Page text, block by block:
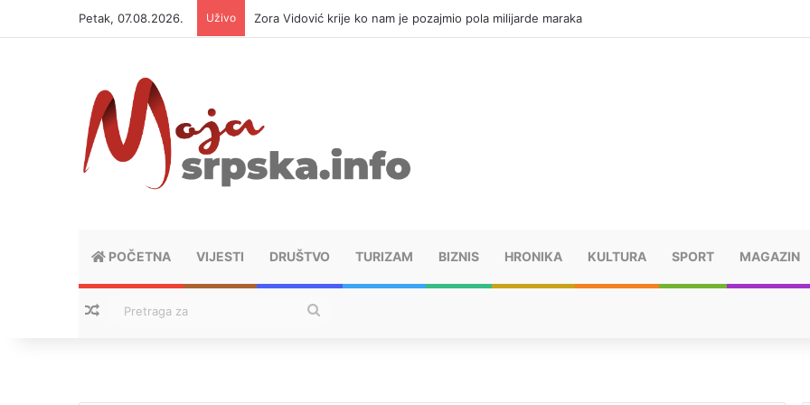
Petak, 07.08.2026. Uživo Zora Vidović krije ko nam je pozajmio pola milijarde maraka
POČETNA VIJESTI DRUŠTVO TURIZAM BIZNIS HRONIKA KULTURA SPORT MAGAZIN
Nasumični tekstovi